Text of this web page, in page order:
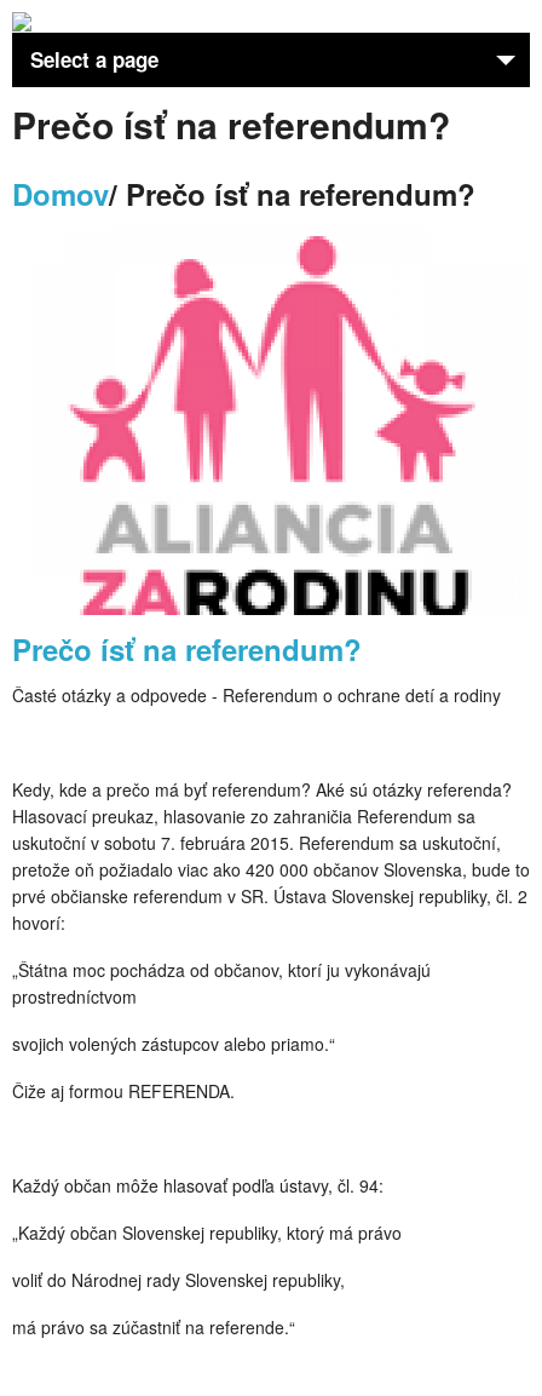
Select a page
Home
DCVC Premeny
História
Farské oznamy
Galéria
Prečo ísť na referendum?
Domov/ Prečo ísť na referendum?
Prečo ísť na referendum?
Časté otázky a odpovede - Referendum o ochrane detí a rodiny
Kedy, kde a prečo má byť referendum? Aké sú otázky referenda?
Hlasovací preukaz, hlasovanie zo zahraničia Referendum sa
uskutoční v sobotu 7. februára 2015. Referendum sa uskutoční,
pretože oň požiadalo viac ako 420 000 občanov Slovenska, bude to
prvé občianske referendum v SR. Ústava Slovenskej republiky, čl. 2
hovorí:
„Štátna moc pochádza od občanov, ktorí ju vykonávajú
prostredníctvom
svojich volených zástupcov alebo priamo.“
Čiže aj formou REFERENDA.
Každý občan môže hlasovať podľa ústavy, čl. 94:
„Každý občan Slovenskej republiky, ktorý má právo
voliť do Národnej rady Slovenskej republiky,
má právo sa zúčastniť na referende.“